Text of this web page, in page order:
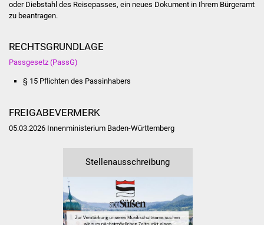
Industriekultur
Senioren
Stadtseniorenrat
oder Diebstahl des Reisepasses, ein neues Dokument in Ihrem Bürgeramt
zu beantragen.
RECHTSGRUNDLAGE
Passgesetz (PassG)
§ 15 Pflichten des Passinhabers
FREIGABEVERMERK
05.03.2026 Innenministerium Baden-Württemberg
Stellenausschreibung